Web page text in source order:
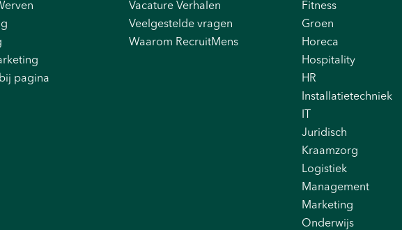
pagina
Vacature Verhalen
Veelgestelde vragen
Waarom RecruitMens
Fitness
Groen
Horeca
Hospitality
HR
Installatietechniek
Juridisch
Kraamzorg
Logistiek
Management
Marketing
Onderwijs